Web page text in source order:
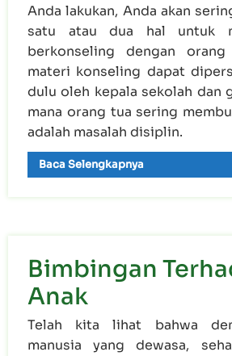
Anda lakukan, Anda akan
satu atau dua hal untuk
berkonseling dengan orang
materi konseling dapat
dulu oleh kepala sekolah dan
mana orang tua sering
adalah masalah disiplin.
Baca Selengkapnya
Bimbingan
Anak
Telah kita lihat bahwa
manusia yang dewasa,